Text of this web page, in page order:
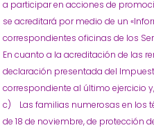
a participar en acciones de
se acreditará por medio de un
correspondientes oficinas de los
En cuanto a la acreditación de las
declaración presentada del
correspondiente al último ejercicio
c) Las familias numerosas en los
de 18 de noviembre, de protección